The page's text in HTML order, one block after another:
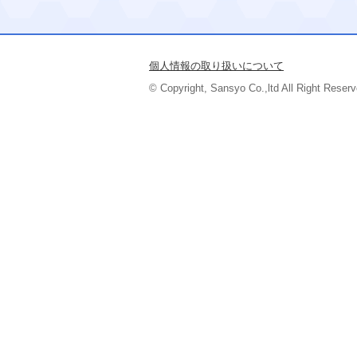
個人情報の取り扱いについて
© Copyright, Sansyo Co.,ltd All Right